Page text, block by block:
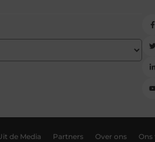
de Media Partners Over ons Ons